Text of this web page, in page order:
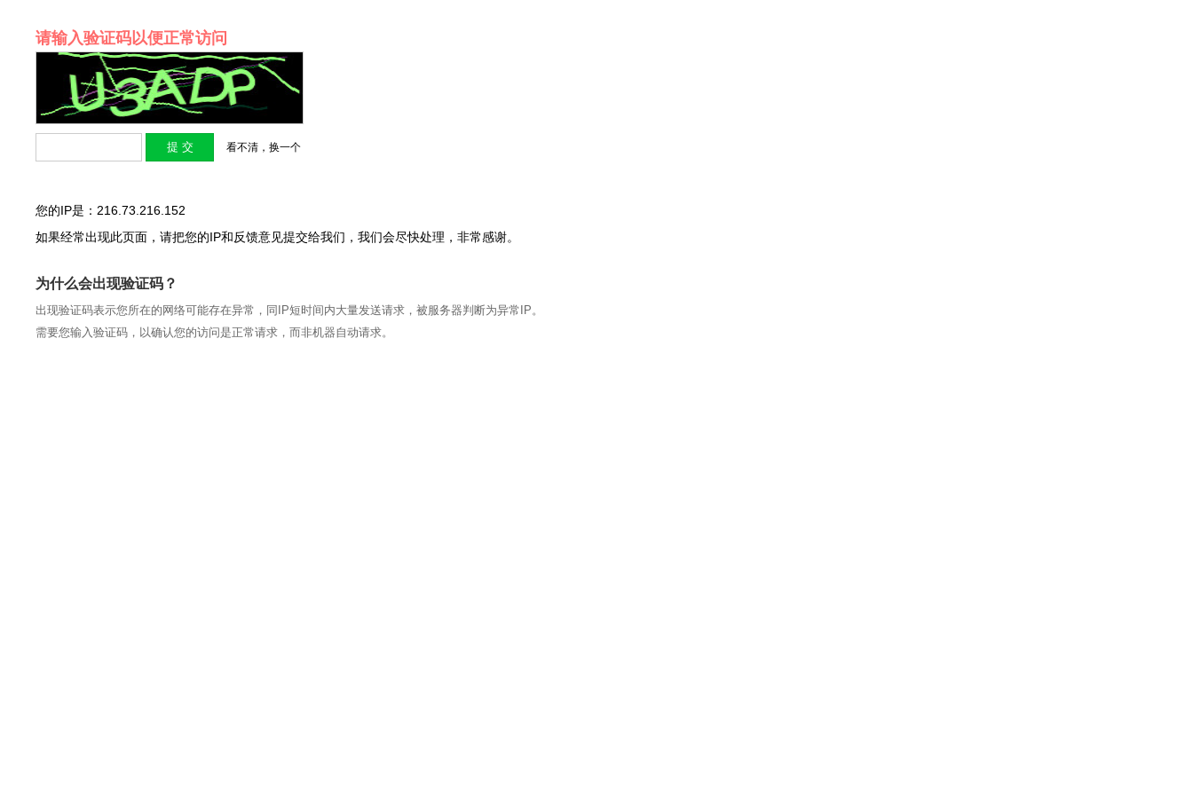
请输入验证码以便正常访问
看不清，换一个
您的IP是：216.73.216.152
如果经常出现此页面，请把您的IP和反馈意见提交给我们，我们会尽快处理，非常感谢。
为什么会出现验证码？
出现验证码表示您所在的网络可能存在异常，同IP短时间内大量发送请求，被服务器判断为异常IP。
需要您输入验证码，以确认您的访问是正常请求，而非机器自动请求。